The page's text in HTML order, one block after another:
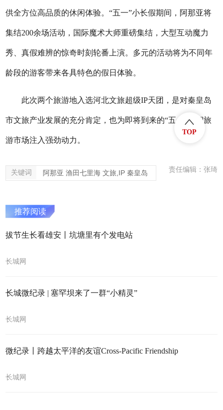
供全方位高品质的休闲体验。“五一”小长假期间，阿那亚将
集结200余场活动，国际魔术大师重磅集结，大型互动魔力
秀、真假难辨的惊奇时刻轮番上演。多元的活动将为不同年
龄段的游客带来各具特色的假日体验。
此次两个旅游地入选河北文旅超级IP天团，是对秦皇岛
市文旅产业发展的充分肯定，也为即将到来的“五一”假期旅
游市场注入强劲动力。
关键词 阿那亚 渔田七里海 文旅,IP 秦皇岛 责任编辑：张琦
推荐阅读
拔节生长看雄安丨坑塘里有个发电站
长城网
长城微纪录 | 塞罕坝来了一群“小精灵”
长城网
微纪录丨跨越太平洋的友谊Cross-Pacific Friendship
长城网
TOP